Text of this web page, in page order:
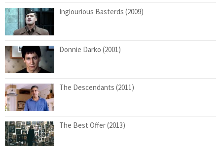
Inglourious Basterds (2009)
Donnie Darko (2001)
The Descendants (2011)
The Best Offer (2013)